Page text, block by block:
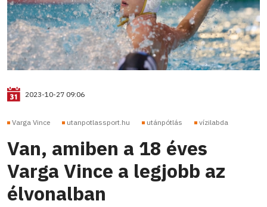
2023-10-27 09:06
Varga Vince utanpotlassport.hu utánpótlás vízilabda
Van, amiben a 18 éves
Varga Vince a legjobb az
élvonalban